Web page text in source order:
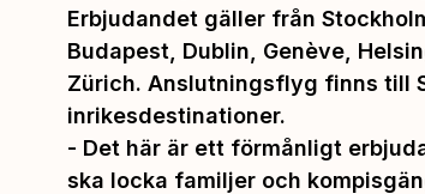
Erbjudandet gäller från
Budapest, Dublin, Genève,
Zürich. Anslutningsflyg finns till
inrikesdestinationer.
- Det här är ett förmånligt
ska locka familjer och